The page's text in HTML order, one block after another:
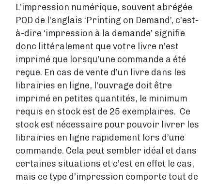
L’impression numérique, souvent abrégée
POD de l’anglais ‘Printing on Demand’, c'est-
à-dire ‘impression à la demande’ signifie
donc littéralement que votre livre n’est
imprimé que lorsqu’une commande a été
reçue. En cas de vente d’un livre dans les
librairies en ligne, l'ouvrage doit être
imprimé en petites quantités, le minimum
requis en stock est de 25 exemplaires. Ce
stock est nécessaire pour pouvoir livrer les
librairies en ligne rapidement lors d’une
commande. Cela peut sembler idéal et dans
certaines situations et c’est en effet le cas,
mais ce type d’impression comporte tout de